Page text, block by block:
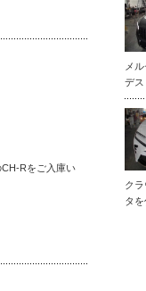
Rをご入庫い
メ
デス
ク
タ